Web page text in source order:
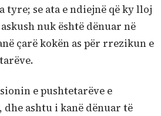
se ata e ndiejnë që ky lloj
nuk është dënuar në
çarë kokën as për rrezikun e
e pushtetarëve e
ashtu i kanë dënuar të